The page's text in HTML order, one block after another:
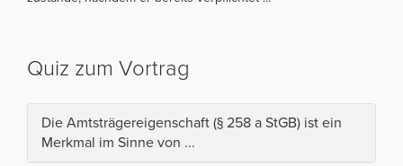
Quiz zum Vortrag
Die Amtsträgereigenschaft (§ 258 a StGB) ist ein
Merkmal im Sinne von ...